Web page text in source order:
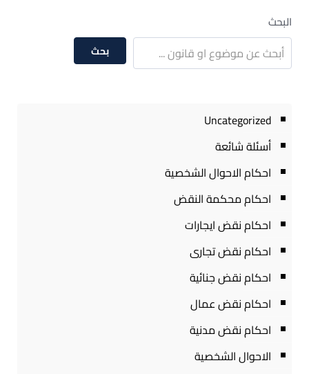
البحث
بحث
Uncategorized
أسئلة شائعة
احكام الاحوال الشخصية
احكام محكمة النقض
احكام نقض ايجارات
احكام نقض تجارى
احكام نقض جنائية
احكام نقض عمال
احكام نقض مدنية
الاحوال الشخصية